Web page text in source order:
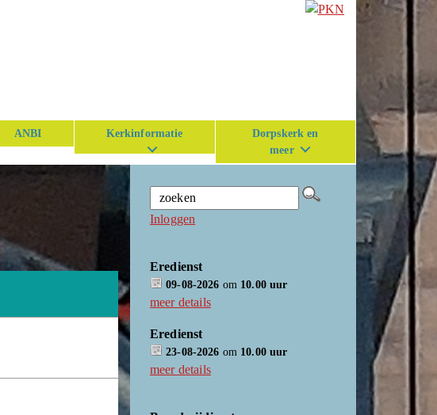
ANBI Kerkinformatie
Dorpskerk en
meer
Inloggen
Eredienst
09-08-2026 om 10.00 uur
meer details
Eredienst
23-08-2026 om 10.00 uur
meer details